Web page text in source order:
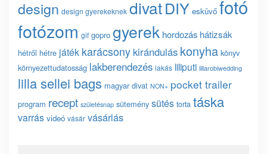
design design gyerekeknek divatDIY esküvő fotó
fotózom gif gopro gyerek hordozás hátizsák
hétről hétre játék karácsony kirándulás konyha könyv
környezettudatosság lakberendezés lakás liliputi lillarobiwedding
lilla sellei bags magyar divat NON+ pocket trailer
program recept születésnap sütemény sütés torta táska
varrás videó vásár vásárlás